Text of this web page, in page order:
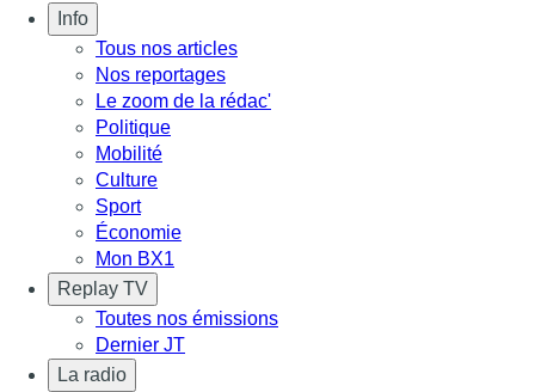
Info
Tous nos articles
Nos reportages
Le zoom de la rédac'
Politique
Mobilité
Culture
Sport
Économie
Mon BX1
Replay TV
Toutes nos émissions
Dernier JT
La radio